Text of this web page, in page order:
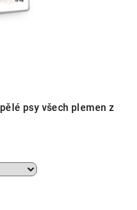
psy všech plemen z